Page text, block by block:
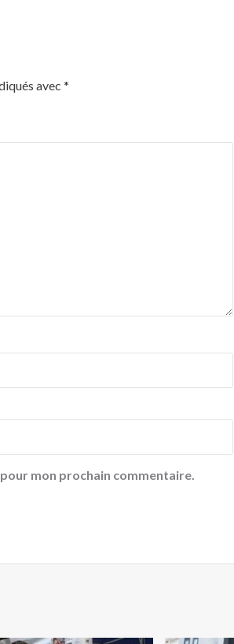
avec *
mon prochain commentaire.